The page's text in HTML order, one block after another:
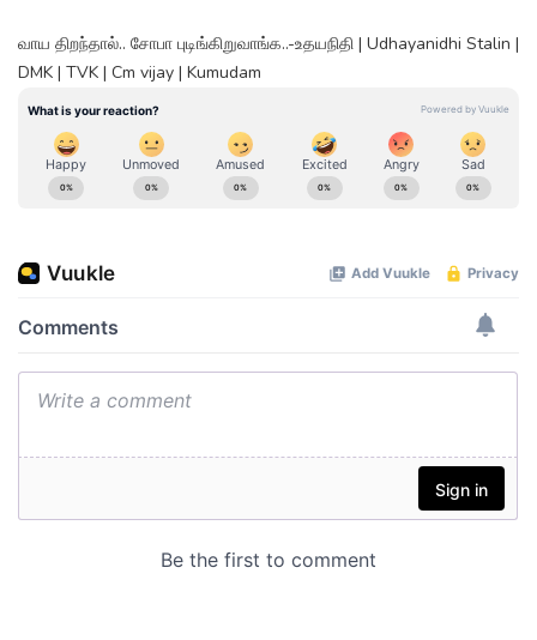
வாய திறந்தால்.. சோபா புடிங்கிறுவாங்க..-உதயநிதி | Udhayanidhi Stalin |
DMK | TVK | Cm vijay | Kumudam